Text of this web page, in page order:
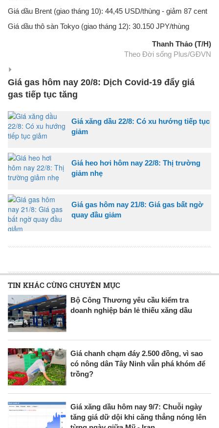
Giá dầu Brent (giao tháng 10): 44,45 USD/thùng - giảm 87 cent
Giá dầu thô sàn Tokyo (giao tháng 12): 30.150 JPY/thùng
Thanh Thảo (T/H)
Theo Đời sống Plus/GĐVN
Giá gas hôm nay 20/8: Dịch Covid-19 đẩy giá
gas tiếp tục tăng
Giá xăng dầu 22/8: Có xu hướng tiếp tục
giảm
Giá heo hơi hôm nay 22/8: Thị trường
giảm nhẹ
Giá gas hôm nay 21/8: Giá gas bất ngờ
quay đầu giảm
TIN KHÁC CÙNG CHUYÊN MỤC
Bộ Công Thương yêu cầu kiểm tra
doanh nghiệp bán lẻ thiếu xăng dầu
Giá chanh chạm đáy 2.500 đồng, vì sao
có nông dân Tây Ninh vẫn phá khóm để
trồng?
Giá xăng dầu hôm nay 9/7: Chuỗi ngày
tăng giá dữ dội khi căng thẳng nóng lên